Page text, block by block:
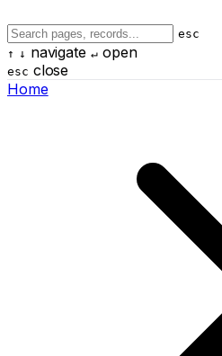
esc
↑ ↓ navigate ↵open
esc close
Home